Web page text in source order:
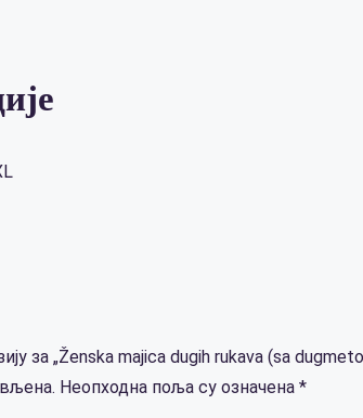
за „Ženska majica dugih rukava (sa
Неопходна поља су означена*